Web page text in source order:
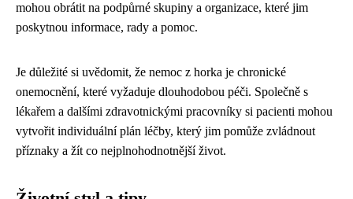
mohou obrátit na podpůrné skupiny a organizace, které jim
poskytnou informace, rady a pomoc.
Je důležité si uvědomit, že nemoc z horka je chronické
onemocnění, které vyžaduje dlouhodobou péči. Společně s
lékařem a dalšími zdravotnickými pracovníky si pacienti mohou
vytvořit individuální plán léčby, který jim pomůže zvládnout
příznaky a žít co nejplnohodnotnější život.